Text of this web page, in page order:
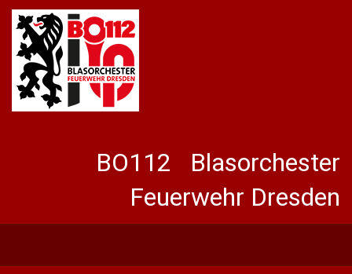
BO112 Blasorchester
Feuerwehr Dresden